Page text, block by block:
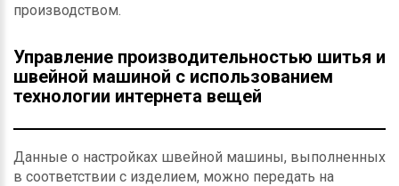
производством.
Управление производительностью шитья и
швейной машиной с использованием
технологии интернета вещей
Данные о настройках швейной машины, выполненных
в соответствии с изделием, можно передать на